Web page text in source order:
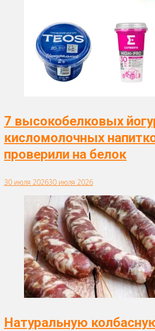
7 высокобелковых
кисломолочных
проверили на белок
30 июля 202630 июля 2026
Натуральную